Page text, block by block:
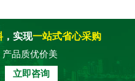
，实现一站式省心采购
品质优价美
立即咨询